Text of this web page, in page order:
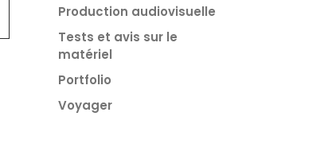
Production audiovisuelle
Tests et avis sur le
matériel
Portfolio
Voyager